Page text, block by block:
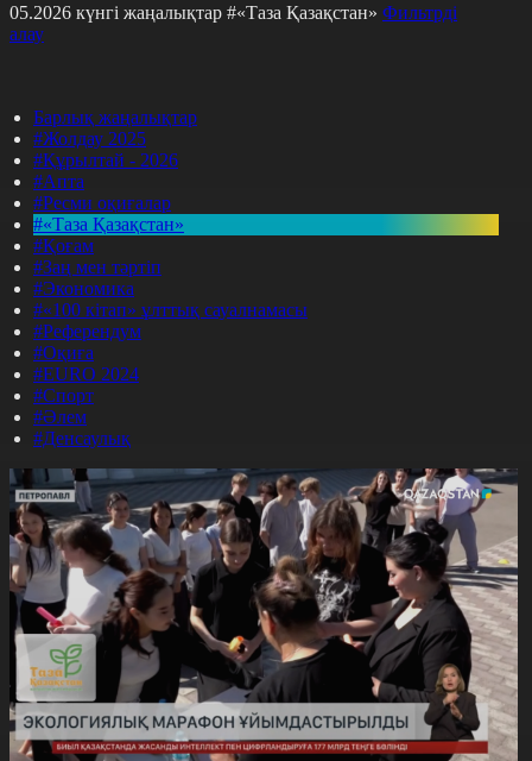
күнгі жаңалықтар #«Таза Қазақстан» Фильтрді
Барлық жаңалықтар
#Жолдау 2025
#Құрылтай - 2026
#Апта
#Ресми оқиғалар
#«Таза Қазақстан»
#Қоғам
#Заң мен тәртіп
#Экономика
#«100 кітап» ұлттық сауалнамасы
#Референдум
#Оқиға
#EURO 2024
#Спорт
#Әлем
#Денсаулық